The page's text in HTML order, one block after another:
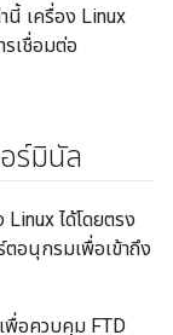
นี้ เครื่อง Linux
เชื่อมต่อ
ร์มินัล
ได้โดยตรง
อนุกรมเพื่อเข้าถึง
พื่อควบคุม FTD